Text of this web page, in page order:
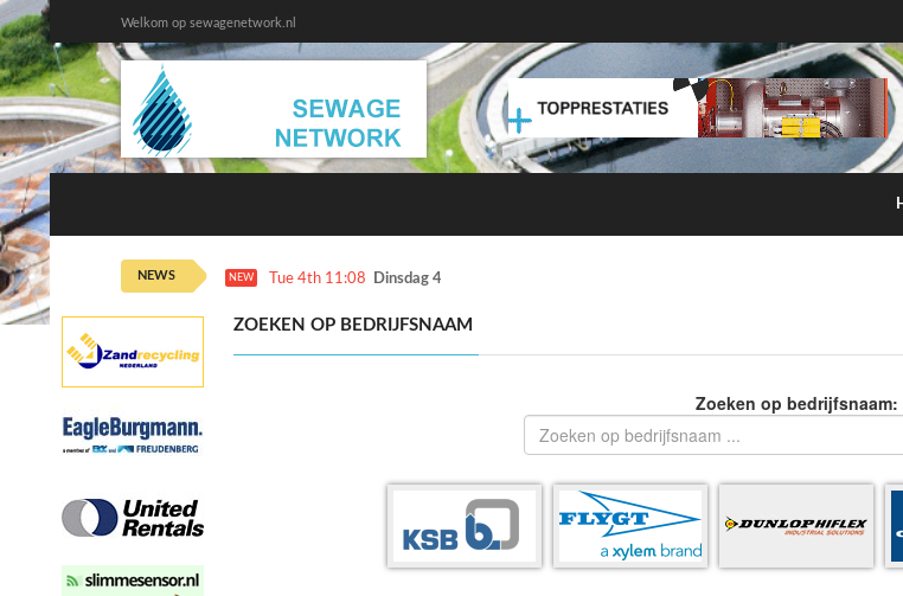
Welkom op sewagenetwork.nl
NEWS NEW Tue 4th 11:08 Dinsdag 4 augustus kans op smog door ozon
ZOEKEN OP BEDRIJFSNAAM
Zoeken op bedrijfsnaam: